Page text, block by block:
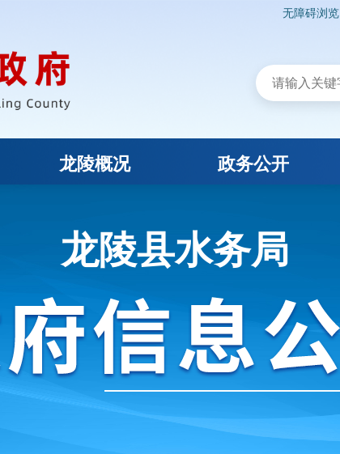
无障碍浏览
龙陵概况 政务公开
龙陵县水务局